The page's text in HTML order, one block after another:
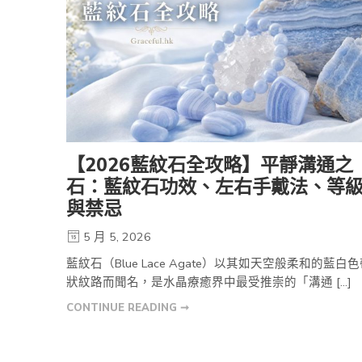
【2026藍紋石全攻略】平靜溝通之
石：藍紋石功效、左右手戴法、等
與禁忌
5 月 5, 2026
藍紋石（Blue Lace Agate）以其如天空般柔和的藍白
狀紋路而聞名，是水晶療癒界中最受推崇的「溝通 […]
CONTINUE READING ➞